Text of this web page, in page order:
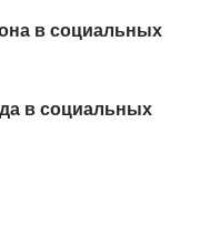
в социальных
в социальных